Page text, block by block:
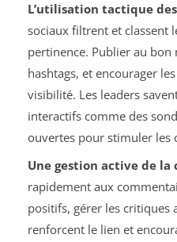
L’utilisation tactique
sociaux filtrent et classent
pertinence. Publier au
hashtags, et encourager
visibilité. Les leaders
interactifs comme des
ouvertes pour stimuler les
Une gestion active de la
rapidement aux
positifs, gérer les critiques
renforcent le lien et